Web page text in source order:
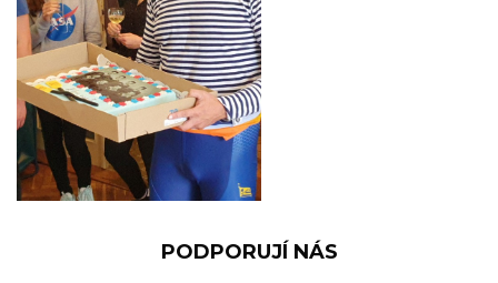
PODPORUJÍ NÁS